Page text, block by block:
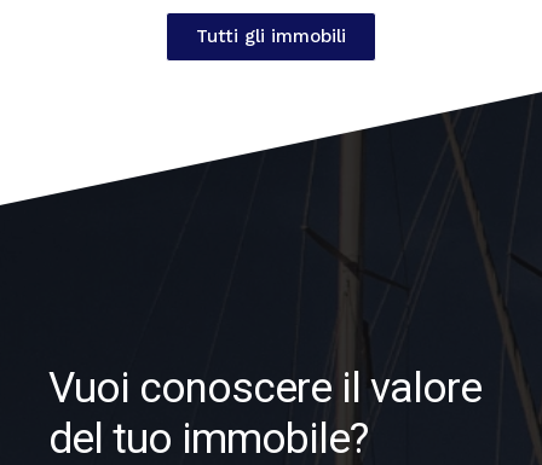
Tutti gli immobili
Vuoi conoscere il valore
del tuo immobile?